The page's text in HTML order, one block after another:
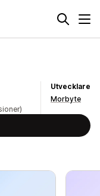
Utvecklare
Morbyte